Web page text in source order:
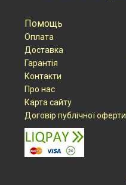
Помощь
Оплата
Доставка
Гарантія
Контакти
Про нас
Карта сайту
Договір публічної оферти